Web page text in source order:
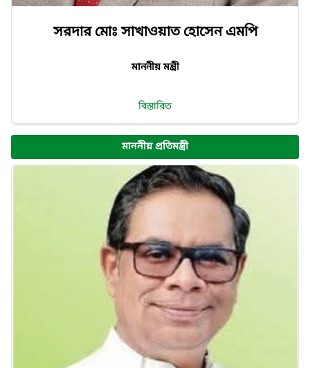
সরদার মোঃ সাখাওয়াত হোসেন এমপি
মাননীয় মন্ত্রী
বিস্তারিত
মাননীয় প্রতিমন্ত্রী